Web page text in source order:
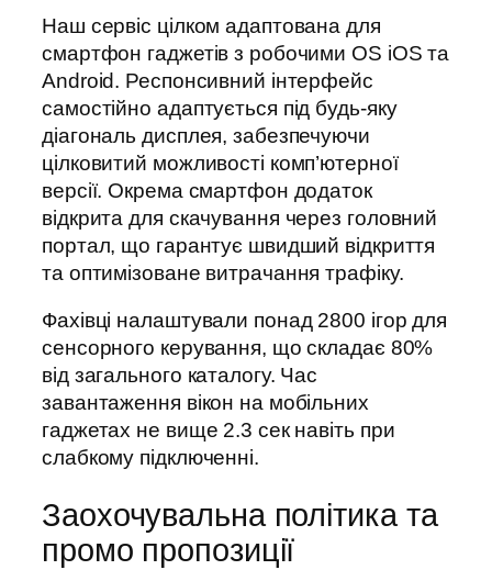
Наш сервіс цілком адаптована для
смартфон гаджетів з робочими OS iOS та
Android. Респонсивний інтерфейс
самостійно адаптується під будь-яку
діагональ дисплея, забезпечуючи
цілковитий можливості комп’ютерної
версії. Окрема смартфон додаток
відкрита для скачування через головний
портал, що гарантує швидший відкриття
та оптимізоване витрачання трафіку.
Фахівці налаштували понад 2800 ігор для
сенсорного керування, що складає 80%
від загального каталогу. Час
завантаження вікон на мобільних
гаджетах не вище 2.3 сек навіть при
слабкому підключенні.
Заохочувальна політика та
промо пропозиції